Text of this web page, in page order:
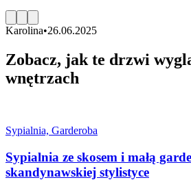
Karolina•26.06.2025
Zobacz, jak te drzwi
wnętrzach
Sypialnia, Garderoba
Sypialnia ze skosem i małą
skandynawskiej stylistyce